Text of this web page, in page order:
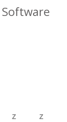
Software
Z Z